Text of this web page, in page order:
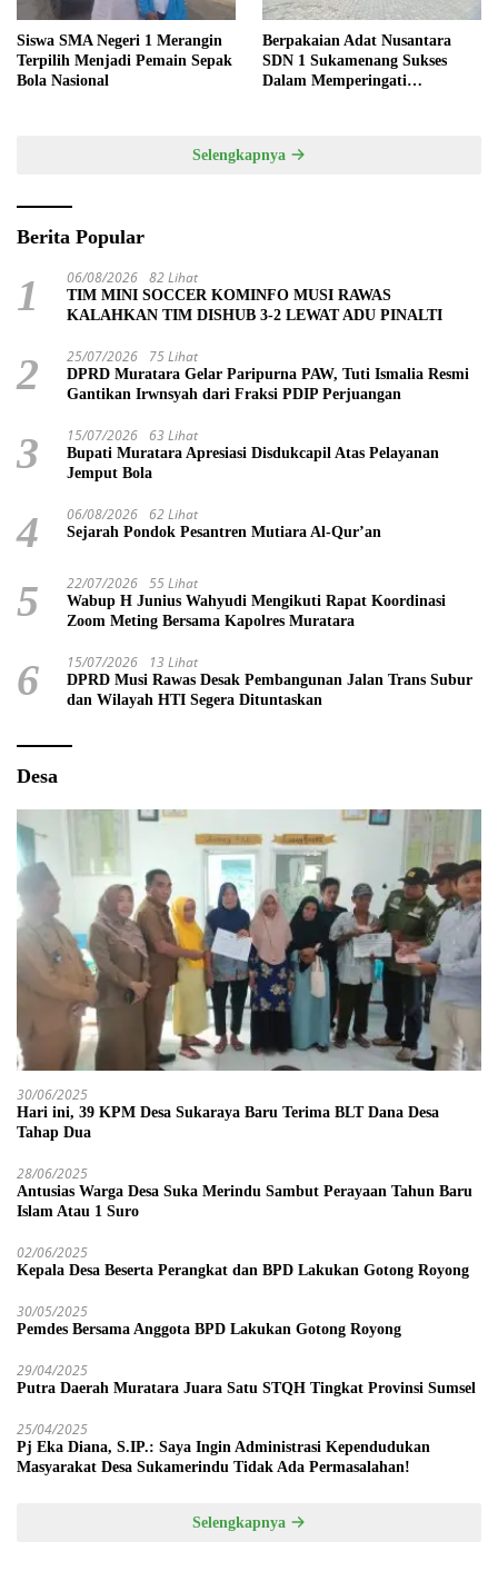
Siswa SMA Negeri 1 Merangin
Terpilih Menjadi Pemain Sepak
Bola Nasional
Berpakaian Adat Nusantara
SDN 1 Sukamenang Sukses
Dalam Memperingati
Selengkapnya
Berita Popular
1 06/08/2026 82 Lihat
TIM MINI SOCCER KOMINFO MUSI RAWAS
KALAHKAN TIM DISHUB 3-2 LEWAT ADU PINALTI
2 25/07/2026 75 Lihat
DPRD Muratara Gelar Paripurna PAW, Tuti Ismalia Resmi
Gantikan Irwnsyah dari Fraksi PDIP Perjuangan
3 15/07/2026 63 Lihat
Bupati Muratara Apresiasi Disdukcapil Atas Pelayanan
Jemput Bola
4 06/08/2026 62 Lihat
Sejarah Pondok Pesantren Mutiara Al-Qur’an
5 22/07/2026 55 Lihat
Wabup H Junius Wahyudi Mengikuti Rapat Koordinasi
Zoom Meting Bersama Kapolres Muratara
6 15/07/2026 13 Lihat
DPRD Musi Rawas Desak Pembangunan Jalan Trans Subur
dan Wilayah HTI Segera Dituntaskan
Desa
30/06/2025
Hari ini, 39 KPM Desa Sukaraya Baru Terima BLT Dana Desa
Tahap Dua
28/06/2025
Antusias Warga Desa Suka Merindu Sambut Perayaan Tahun Baru
Islam Atau 1 Suro
02/06/2025
Kepala Desa Beserta Perangkat dan BPD Lakukan Gotong Royong
30/05/2025
Pemdes Bersama Anggota BPD Lakukan Gotong Royong
29/04/2025
Putra Daerah Muratara Juara Satu STQH Tingkat Provinsi Sumsel
25/04/2025
Pj Eka Diana, S.IP.: Saya Ingin Administrasi Kependudukan
Masyarakat Desa Sukamerindu Tidak Ada Permasalahan!
Selengkapnya